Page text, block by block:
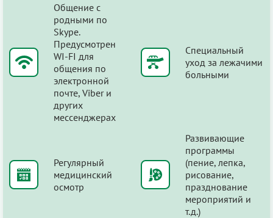
Общение с
родными по
Skype.
Предусмотрен
WI-FI для
общения по
электронной
почте, Viber и
других
мессенджерах
Специальный
уход за лежачими
больными
Регулярный
медицинский
осмотр
Развивающие
программы
(пение, лепка,
рисование,
празднование
мероприятий и
т.д.)